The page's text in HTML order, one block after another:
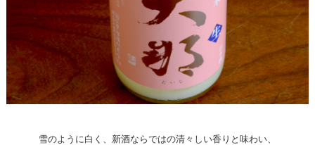
雪のように白く、新酒ならではの清々しい香りと味わい、